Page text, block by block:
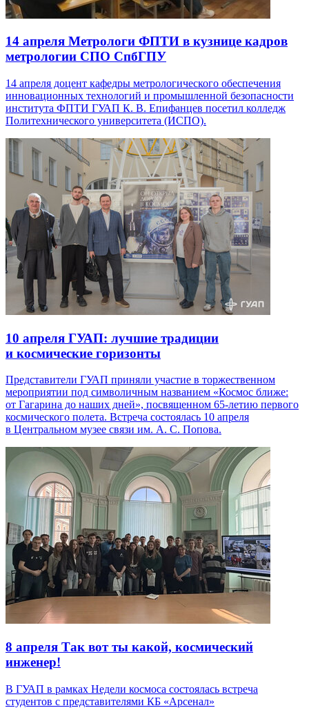
14 апреля Метрологи ФПТИ в кузнице кадров
метрологии СПО СпбГПУ
14 апреля доцент кафедры метрологического обеспечения
инновационных технологий и промышленной безопасности
института ФПТИ ГУАП К. В. Епифанцев посетил колледж
Политехнического университета (ИСПО).
10 апреля ГУАП: лучшие традиции
и космические горизонты
Представители ГУАП приняли участие в торжественном
мероприятии под символичным названием «Космос ближе:
от Гагарина до наших дней», посвященном 65-летию первого
космического полета. Встреча состоялась 10 апреля
в Центральном музее связи им. А. С. Попова.
8 апреля Так вот ты какой, космический
инженер!
В ГУАП в рамках Недели космоса состоялась встреча
студентов с представителями КБ «Арсенал»